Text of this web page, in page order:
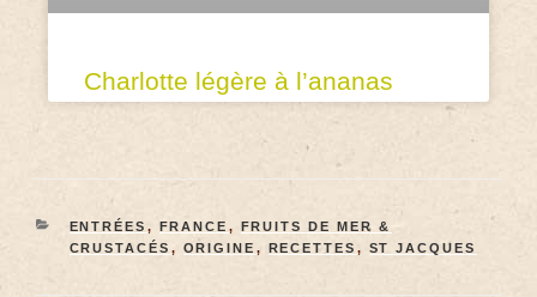
Charlotte légère à l’ananas
ENTRÉES , FRANCE ,
FRUITS DE MER &
CRUSTACÉS , ORIGINE , RECETTES , ST JACQUES